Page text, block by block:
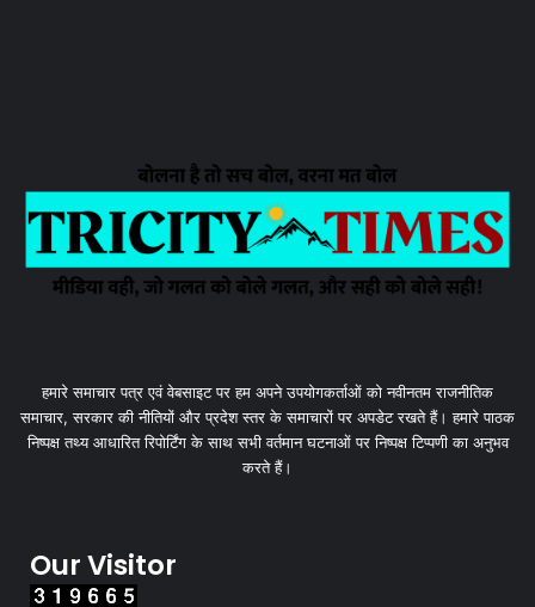
हमारे समाचार पत्र एवं वेबसाइट पर हम अपने उपयोगकर्ताओं को नवीनतम राजनीतिक
समाचार, सरकार की नीतियों और प्रदेश स्तर के समाचारों पर अपडेट रखते हैं। हमारे पाठक
निष्पक्ष तथ्य आधारित रिपोर्टिंग के साथ सभी वर्तमान घटनाओं पर निष्पक्ष टिप्पणी का अनुभव
करते हैं।
Our Visitor